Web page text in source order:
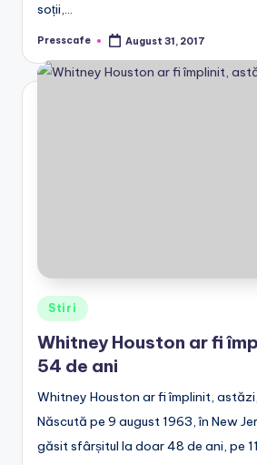
soții,…
Posted
Presscafe August 31, 2017
Posted
Stiri
Whitney Houston ar fi
54 de ani
Whitney Houston ar fi împlinit,
Născută pe 9 august 1963, în New
găsit sfârșitul la doar 48 de ani, pe